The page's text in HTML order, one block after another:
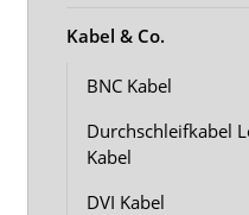
Kabel & Co.
BNC Kabel
Durchschleifkabel
Kabel
DVI Kabel